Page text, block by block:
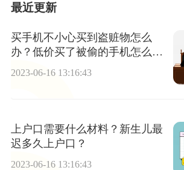
最近更新
买手机不小心买到盗赃物怎么
办？低价买了被偷的手机怎么处
罚？|天天新要闻
2023-06-16 13:16:43
上户口需要什么材料？新生儿最
迟多久上户口？
2023-06-16 13:16:43